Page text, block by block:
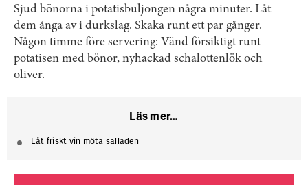
Sjud bönorna i potatisbuljongen några minuter. Låt
dem ånga av i durkslag. Skaka runt ett par gånger.
Någon timme före servering: Vänd försiktigt runt
potatisen med bönor, nyhackad schalottenlök och
oliver.
Läs mer…
Låt friskt vin möta salladen